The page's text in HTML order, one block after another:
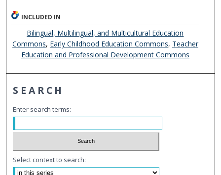
INCLUDED IN
Bilingual, Multilingual, and Multicultural Education
Commons, Early Childhood Education Commons, Teacher
Education and Professional Development Commons
SEARCH
Enter search terms:
Select context to search: